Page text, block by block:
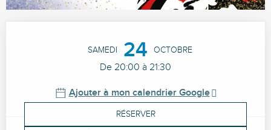
SAMEDI 24 OCTOBRE
De 20:00 à 21:30
Ajouter à mon calendrier Google
RÉSERVER